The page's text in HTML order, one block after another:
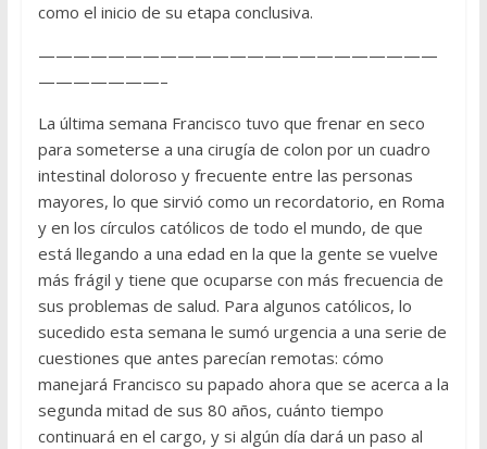
como el inicio de su etapa conclusiva.
———————————————————————
———————–
La última semana Francisco tuvo que frenar en seco
para someterse a una cirugía de colon por un cuadro
intestinal doloroso y frecuente entre las personas
mayores, lo que sirvió como un recordatorio, en Roma
y en los círculos católicos de todo el mundo, de que
está llegando a una edad en la que la gente se vuelve
más frágil y tiene que ocuparse con más frecuencia de
sus problemas de salud. Para algunos católicos, lo
sucedido esta semana le sumó urgencia a una serie de
cuestiones que antes parecían remotas: cómo
manejará Francisco su papado ahora que se acerca a la
segunda mitad de sus 80 años, cuánto tiempo
continuará en el cargo, y si algún día dará un paso al